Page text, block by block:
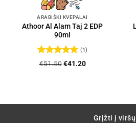
ARABIŠKI KVEPALAI
Athoor Al Alam Taj 2 EDP
90ml
Įvertinimas:
(1)
€51.50 Original
€41.20Current
Grįžti į viršų